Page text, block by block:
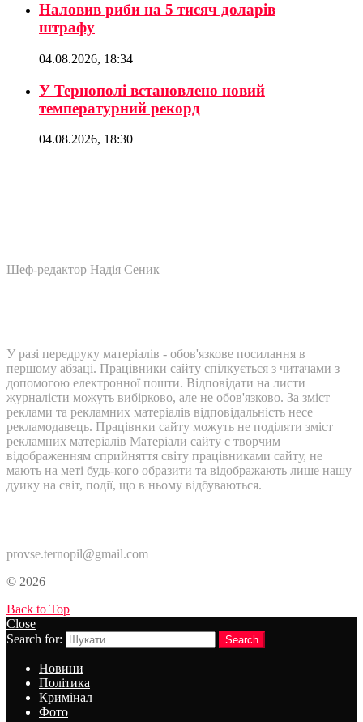
Наловив риби на 5 тисяч доларів
штрафу
04.08.2026, 18:34
У Тернополі встановлено новий
температурний рекорд
04.08.2026, 18:30
Шеф-редактор Надія Сеник
У разі передруку матеріалів - обов'язкове посилання в
першому абзаці. Працівники сайту спілкується з читачами з
допомогою електронної пошти. Відповідати на листи
журналісти можуть вибірково, але не обов'язково. За зміст
реклами та рекламних матеріалів відповідальність несе
рекламодавець. Працівнки сайту можуть не поділяти зміст
рекламних матеріалів Матеріали сайту є творчим
відображенням сприйняття світу працівниками сайту, не
мають на меті будь-кого образити та відображають лише нашу
дуику на світ, події, що в ньому відбуваються.
provse.ternopil@gmail.com
© 2026
Back to Top
Close
Search for:
Search
Новини
Політика
Кримінал
Фото